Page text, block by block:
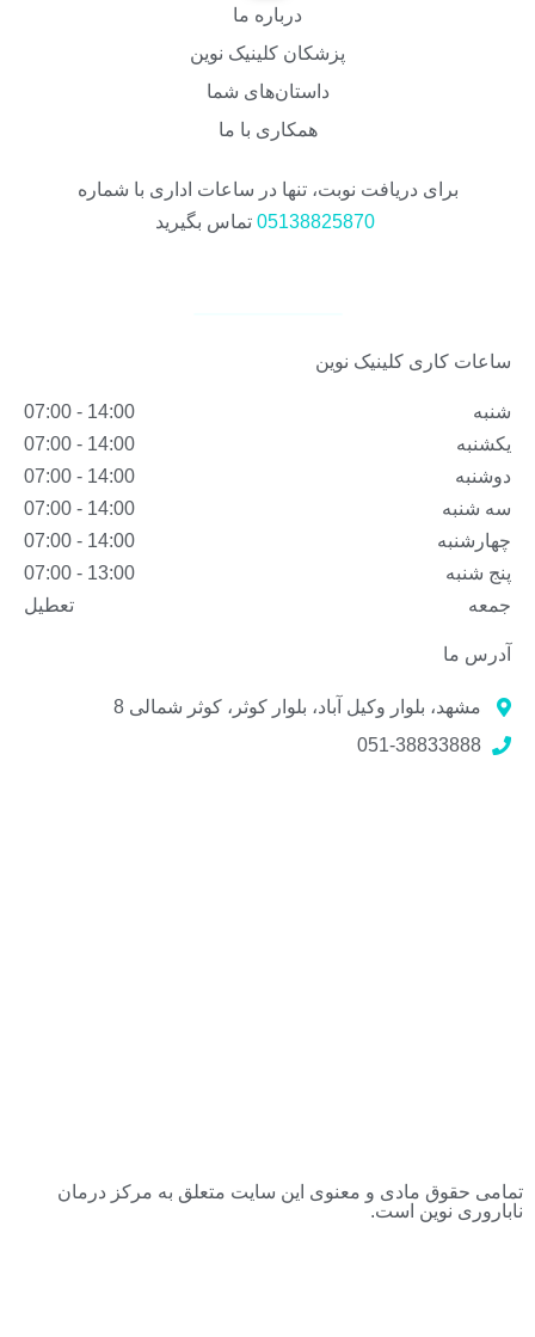
درباره ما
پزشکان کلینیک نوین
داستان‌های شما
همکاری با ما
برای دریافت نوبت، تنها در ساعات اداری با شماره
05138825870 تماس بگیرید
ساعات کاری کلینیک نوین
شنبه
14:00 - 07:00
یکشنبه
14:00 - 07:00
دوشنبه
14:00 - 07:00
سه شنبه
14:00 - 07:00
چهارشنبه
14:00 - 07:00
پنج شنبه
13:00 - 07:00
جمعه
تعطیل
آدرس ما
مشهد، بلوار وکیل آباد، بلوار کوثر، کوثر شمالی 8
051-38833888
تمامی حقوق مادی و معنوی این سایت متعلق به مرکز درمان
ناباروری نوین است.